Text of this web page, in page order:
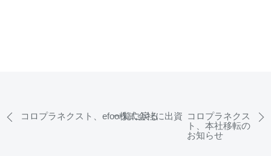
コロプラネクスト、efoo株式会社に出資
一覧に戻る
コロプラネクス
ト、本社移転の
お知らせ